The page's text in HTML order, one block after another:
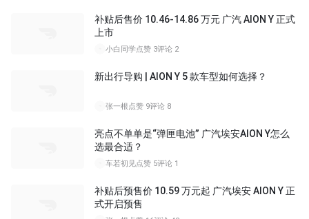
补贴后售价 10.46-14.86 万元 广汽 AION Y 正式
上市
小白同学点赞 3评论 2
新出行导购 | AION Y 5 款车型如何选择？
张一根点赞 9评论 8
亮点不单单是“弹匣电池” 广汽埃安AION Y怎么
选最合适？
车若初见点赞 5评论 1
补贴后预售价 10.59 万元起 广汽埃安 AION Y 正
式开启预售